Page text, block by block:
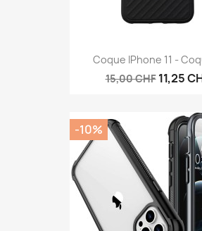
Coque IPhone 11 -
15,00 CHF 11,25
-10%